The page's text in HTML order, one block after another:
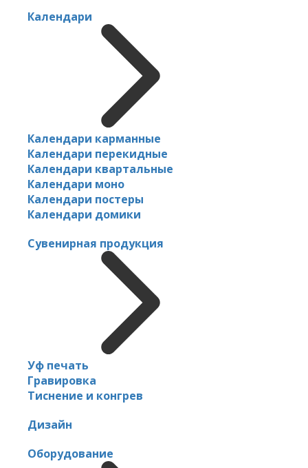
Календари
Календари карманные
Календари перекидные
Календари квартальные
Календари моно
Календари постеры
Календари домики
Сувенирная продукция
Уф печать
Гравировка
Тиснение и конгрев
Дизайн
Оборудование